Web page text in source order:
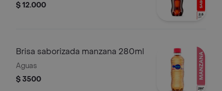
$ 12.000
Brisa saborizada manzana 280ml
Aguas
$ 3500